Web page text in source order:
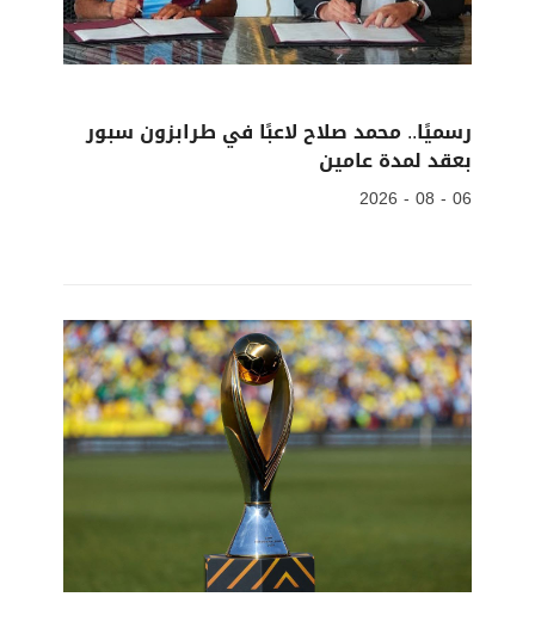
رسميًا.. محمد صلاح لاعبًا في طرابزون سبور
بعقد لمدة عامين
06 - 08 - 2026